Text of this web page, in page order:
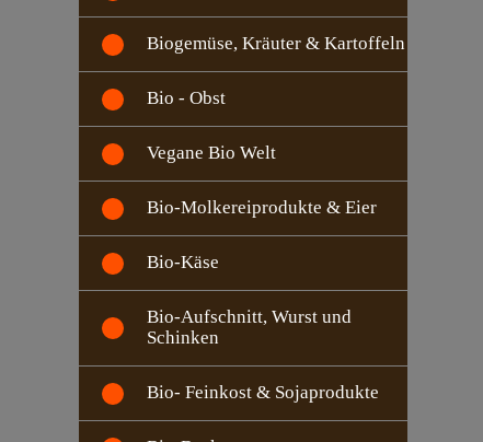
Biogemüse, Kräuter & Kartoffeln
Bio - Obst
Vegane Bio Welt
Bio-Molkereiprodukte & Eier
Bio-Käse
Bio-Aufschnitt, Wurst und
Schinken
Bio- Feinkost & Sojaprodukte